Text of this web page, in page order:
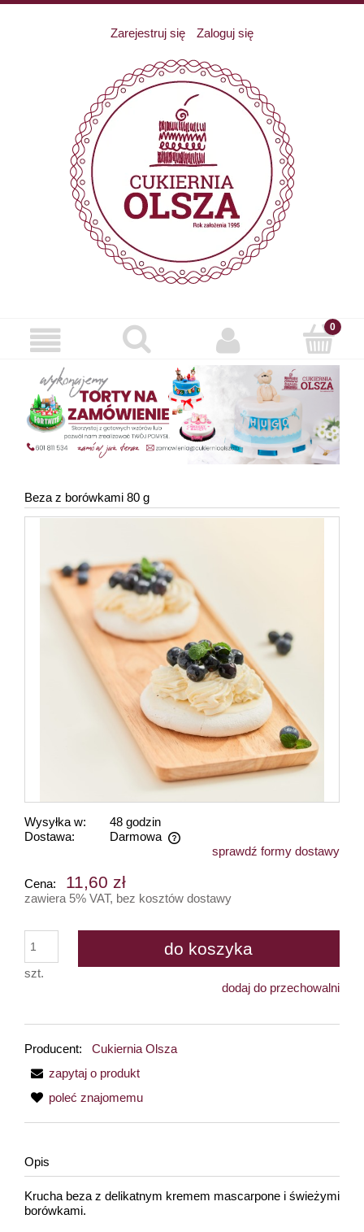
Zarejestruj się Zaloguj się
Beza z borówkami 80 g
Wysyłka w:
48 godzin
Dostawa:
Darmowa
Cena nie zawiera ewentualnych kosztów płatnościsprawdź formy dostawy
Cena: 11,60 zł
zawiera 5% VAT, bez kosztów dostawy
szt.
do koszyka
dodaj do przechowalni
Producent:
Cukiernia Olsza
zapytaj o produkt
poleć znajomemu
Opis
Krucha beza z delikatnym kremem mascarpone i świeżymi
borówkami.